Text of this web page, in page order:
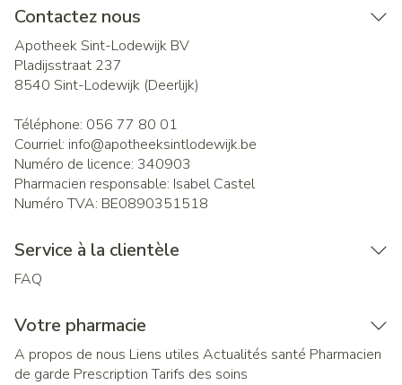
Contactez nous
Apotheek Sint-Lodewijk BV
Pladijsstraat 237
8540 Sint-Lodewijk (Deerlijk)
Téléphone: 056 77 80 01
Courriel: info@apotheeksintlodewijk.be
Numéro de licence: 340903
Pharmacien responsable: Isabel Castel
Numéro TVA: BE0890351518
Service à la clientèle
FAQ
Votre pharmacie
A propos de nous Liens utiles Actualités santé Pharmacien
de garde Prescription Tarifs des soins